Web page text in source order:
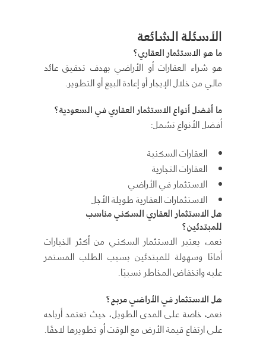
الأسئلة الشائعة
ما هو الاستثمار العقاري؟
هو شراء العقارات أو الأراضي بهدف تحقيق عائد
مالي من خلال الإيجار أو إعادة البيع أو التطوير.
ما أفضل أنواع الاستثمار العقاري في السعودية؟
أفضل الأنواع تشمل:
العقارات السكنية
العقارات التجارية
الاستثمار في الأراضي
الاستثمارات العقارية طويلة الأجل
هل الاستثمار العقاري السكني مناسب
للمبتدئين؟
نعم، يعتبر الاستثمار السكني من أكثر الخيارات
أمانًا وسهولة للمبتدئين بسبب الطلب المستمر
عليه وانخفاض المخاطر نسبيًا.
هل الاستثمار في الأراضي مربح؟
نعم، خاصة على المدى الطويل، حيث تعتمد أرباحه
على ارتفاع قيمة الأرض مع الوقت أو تطويرها لاحقًا.